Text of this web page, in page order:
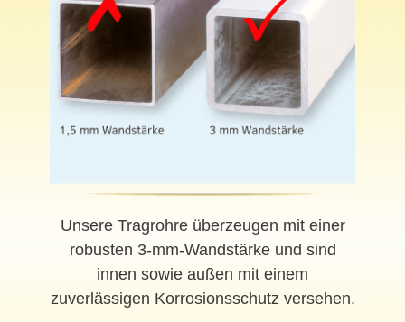
Unsere Tragrohre überzeugen mit einer
robusten 3-mm-Wandstärke und sind
innen sowie außen mit einem
zuverlässigen Korrosionsschutz versehen.